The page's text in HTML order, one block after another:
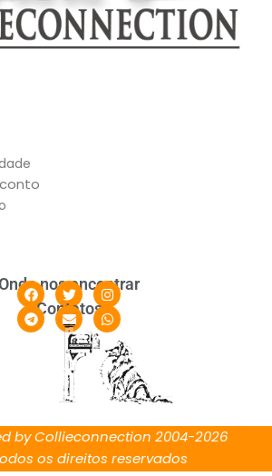
nos encontrar
Contatos
by Collieconnection 2004-2026
os direitos reservados